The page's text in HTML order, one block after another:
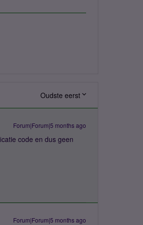
Oudste eerst
Forum|Forum|5 months ago
code en dus geen
Forum|Forum|5 months ago